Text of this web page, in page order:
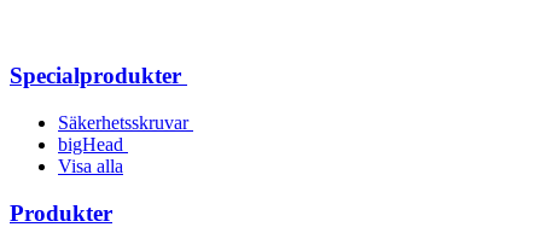
Specialprodukter
Säkerhetsskruvar
bigHead
Visa alla
Produkter